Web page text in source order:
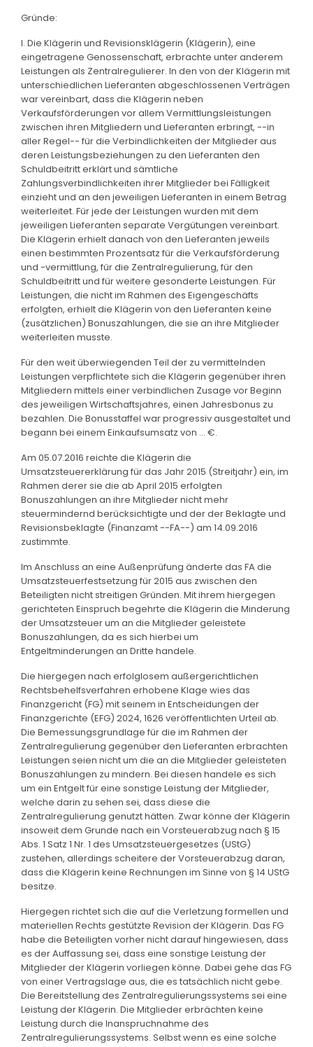
Gründe:
I. Die Klägerin und Revisionsklägerin (Klägerin), eine
eingetragene Genossenschaft, erbrachte unter anderem
Leistungen als Zentralregulierer. In den von der Klägerin mit
unterschiedlichen Lieferanten abgeschlossenen Verträgen
war vereinbart, dass die Klägerin neben
Verkaufsförderungen vor allem Vermittlungsleistungen
zwischen ihren Mitgliedern und Lieferanten erbringt, --in
aller Regel-- für die Verbindlichkeiten der Mitglieder aus
deren Leistungsbeziehungen zu den Lieferanten den
Schuldbeitritt erklärt und sämtliche
Zahlungsverbindlichkeiten ihrer Mitglieder bei Fälligkeit
einzieht und an den jeweiligen Lieferanten in einem Betrag
weiterleitet. Für jede der Leistungen wurden mit dem
jeweiligen Lieferanten separate Vergütungen vereinbart.
Die Klägerin erhielt danach von den Lieferanten jeweils
einen bestimmten Prozentsatz für die Verkaufsförderung
und -vermittlung, für die Zentralregulierung, für den
Schuldbeitritt und für weitere gesonderte Leistungen. Für
Leistungen, die nicht im Rahmen des Eigengeschäfts
erfolgten, erhielt die Klägerin von den Lieferanten keine
(zusätzlichen) Bonuszahlungen, die sie an ihre Mitglieder
weiterleiten musste.
Für den weit überwiegenden Teil der zu vermittelnden
Leistungen verpflichtete sich die Klägerin gegenüber ihren
Mitgliedern mittels einer verbindlichen Zusage vor Beginn
des jeweiligen Wirtschaftsjahres, einen Jahresbonus zu
bezahlen. Die Bonusstaffel war progressiv ausgestaltet und
begann bei einem Einkaufsumsatz von ... €.
Am 05.07.2016 reichte die Klägerin die
Umsatzsteuererklärung für das Jahr 2015 (Streitjahr) ein, im
Rahmen derer sie die ab April 2015 erfolgten
Bonuszahlungen an ihre Mitglieder nicht mehr
steuermindernd berücksichtigte und der der Beklagte und
Revisionsbeklagte (Finanzamt --FA--) am 14.09.2016
zustimmte.
Im Anschluss an eine Außenprüfung änderte das FA die
Umsatzsteuerfestsetzung für 2015 aus zwischen den
Beteiligten nicht streitigen Gründen. Mit ihrem hiergegen
gerichteten Einspruch begehrte die Klägerin die Minderung
der Umsatzsteuer um an die Mitglieder geleistete
Bonuszahlungen, da es sich hierbei um
Entgeltminderungen an Dritte handele.
Die hiergegen nach erfolglosem außergerichtlichen
Rechtsbehelfsverfahren erhobene Klage wies das
Finanzgericht (FG) mit seinem in Entscheidungen der
Finanzgerichte (EFG) 2024, 1626 veröffentlichten Urteil ab.
Die Bemessungsgrundlage für die im Rahmen der
Zentralregulierung gegenüber den Lieferanten erbrachten
Leistungen seien nicht um die an die Mitglieder geleisteten
Bonuszahlungen zu mindern. Bei diesen handele es sich
um ein Entgelt für eine sonstige Leistung der Mitglieder,
welche darin zu sehen sei, dass diese die
Zentralregulierung genutzt hätten. Zwar könne der Klägerin
insoweit dem Grunde nach ein Vorsteuerabzug nach § 15
Abs. 1 Satz 1 Nr. 1 des Umsatzsteuergesetzes (UStG)
zustehen, allerdings scheitere der Vorsteuerabzug daran,
dass die Klägerin keine Rechnungen im Sinne von § 14 UStG
besitze.
Hiergegen richtet sich die auf die Verletzung formellen und
materiellen Rechts gestützte Revision der Klägerin. Das FG
habe die Beteiligten vorher nicht darauf hingewiesen, dass
es der Auffassung sei, dass eine sonstige Leistung der
Mitglieder der Klägerin vorliegen könne. Dabei gehe das FG
von einer Vertragslage aus, die es tatsächlich nicht gebe.
Die Bereitstellung des Zentralregulierungssystems sei eine
Leistung der Klägerin. Die Mitglieder erbrächten keine
Leistung durch die Inanspruchnahme des
Zentralregulierungssystems. Selbst wenn es eine solche